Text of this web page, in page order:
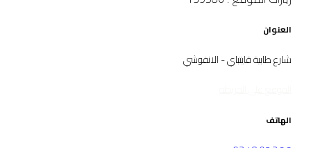
العنوان
شارع طابية قايتباي - الانفوشي
الهاتف